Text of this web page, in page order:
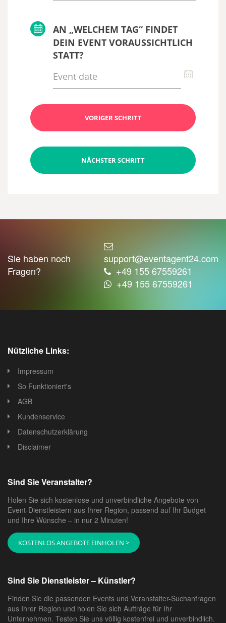
AN „WELCHEM TAG“ FINDET
DEIN EVENT VORAUSSICHTLICH
STATT?
VORIGER SCHRITT
NÄCHSTER SCHRITT
Sie haben noch
Fragen?
support@eventagent24.com
+49 155 67559261
+49 155 67559261
Nützliche Links:
Impressum
So Funktioniert's
AGB
Kundenservice
Datenschutzerklärung
Disclaimer
Sind Sie Veranstalter?
Holen Sie sich kostenlose und unverbindliche Angebote von
Event-Dienstleistern aus Ihrer Region, passend auf Ihr Budget
und Ihre Wünsche – in nur 2 Minuten!
KOSTENLOS ANGEBOTE EINHOLEN >
Sind Sie Dienstleister – Künstler?
Finden Sie die passenden Events und Veranstalter-Suchanfragen
aus Ihrer Region und holen Sie sich Aufträge für Ihr
Unternehmen. Testen Sie uns völlig kostenfrei und unverbindlich.